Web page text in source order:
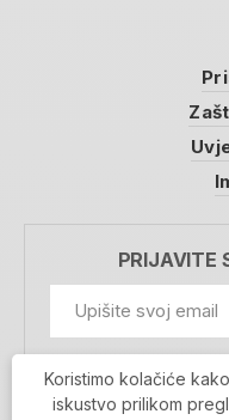
PRIJAVITE
Prihvaćam da se
podataka i koriste
Koristimo kolačiće
iskustvo prilikom